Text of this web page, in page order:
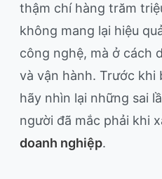
thậm chí hàng trăm
không mang lại hiệu
công nghệ, mà ở cách
và vận hành. Trước
hãy nhìn lại những sai
người đã mắc phải khi
doanh nghiệp.